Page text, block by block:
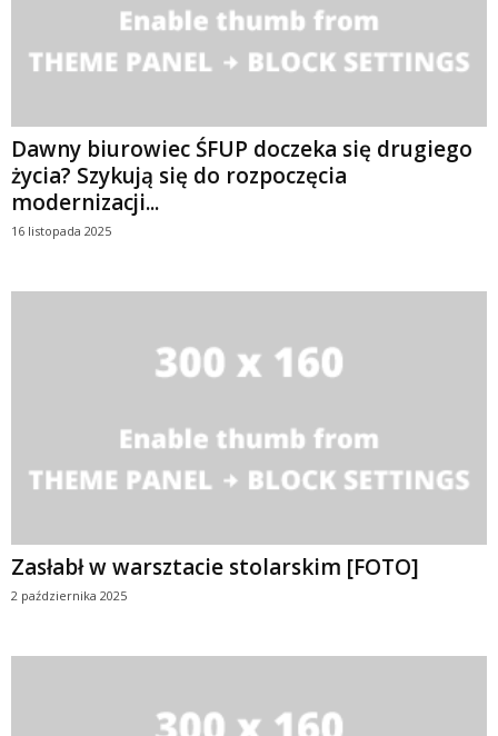
Dawny biurowiec ŚFUP doczeka się drugiego
życia? Szykują się do rozpoczęcia
modernizacji...
16 listopada 2025
Zasłabł w warsztacie stolarskim [FOTO]
2 października 2025